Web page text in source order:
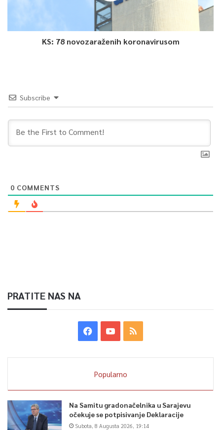
KS: 78 novozaraženih koronavirusom
Subscribe
0 COMMENTS
PRATITE NAS NA
Popularno
Na Samitu gradonačelnika u Sarajevu
očekuje se potpisivanje Deklaracije
Subota, 8 Augusta 2026, 19:14